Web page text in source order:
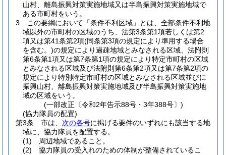
山村、離島振興対策実施地域又は半島振興対策実施地域で
ある市町村をいう。
3
この要綱において「条件不利区域」とは、全部条件不利地
域以外の市町村の区域のうち、法第3条第1項若しくは第2
項又は第41条第2項(同条第3項の規定により準用する場合
を含む。)の規定により過疎地域とみなされる区域、法附則
第6条第1項又は第7条第1項の規定により特定市町村の区域
とみなされる区域及び法附則第6条第2項又は第7条第2項の
規定により特別特定市町村の区域とみなされる区域並びに
振興山村、離島振興対策実施地域及び半島振興対策実施地
域の区域をいう。
(一部改正〔令和2年告示88号・3年388号〕)
(協力隊員の配置)
第3条
市は、 次の各号に掲げる要件のいずれにも該当する地
域に、協力隊員を配置する。
(1)
周辺地域であること。
(2)
協力隊員の受入れのための体制が整備されているこ